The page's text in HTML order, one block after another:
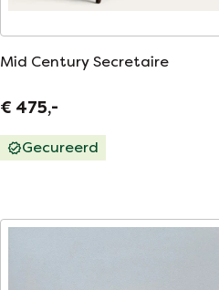
Mid Century Secretaire
€ 475,-
Gecureerd